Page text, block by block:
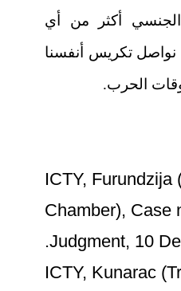
أكثر من أي
تكريس أنفسنا
الحرب.
[1] ICTY, Furundzija
Chamber), Case
Judgment, 10
[2] ICTY, Kunarac